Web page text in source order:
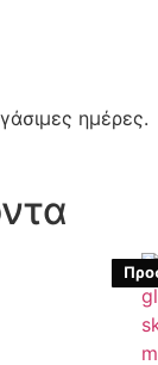
ημέρες.